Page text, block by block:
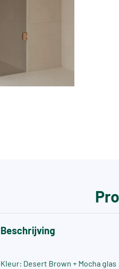
Beschrijving
Kleur: Desert Brown + Mocha glas